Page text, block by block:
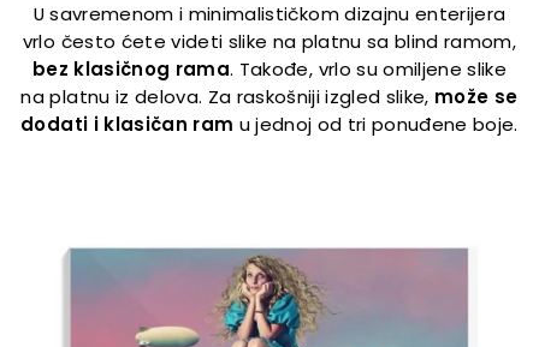
U savremenom i minimalističkom dizajnu enterijera
vrlo često ćete videti slike na platnu sa blind ramom,
bez klasičnog rama. Takođe, vrlo su omiljene slike
na platnu iz delova. Za raskošniji izgled slike, može se
dodati i klasičan ram u jednoj od tri ponuđene boje.